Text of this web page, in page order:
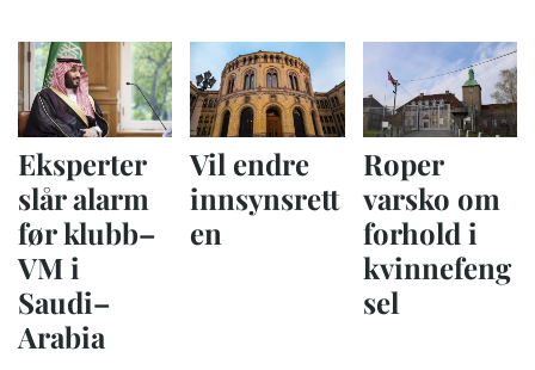
Eksperter
slår alarm
før klubb–
VM i
Saudi–
Arabia
Vil endre
innsynsrett
en
Roper
varsko om
forhold i
kvinnefeng
sel